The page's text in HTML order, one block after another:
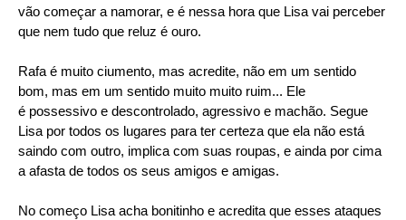
vão começar a namorar, e é nessa hora que Lisa vai perceber
que nem tudo que reluz é ouro.
Rafa é muito ciumento, mas acredite, não em um sentido
bom, mas em um sentido muito muito ruim... Ele
é possessivo e descontrolado, agressivo e machão. Segue
Lisa por todos os lugares para ter certeza que ela não está
saindo com outro, implica com suas roupas, e ainda por cima
a afasta de todos os seus amigos e amigas.
No começo Lisa acha bonitinho e acredita que esses ataques